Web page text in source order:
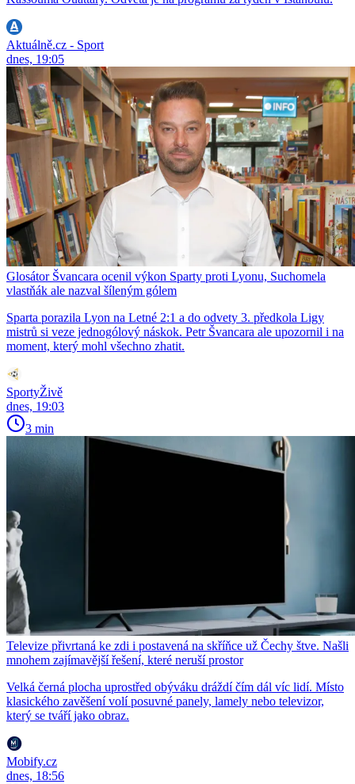
Aktuálně.cz - Sport
dnes, 19:05
Glosátor Švancara ocenil výkon Sparty proti Lyonu, Suchomela
vlastňák ale nazval šíleným gólem
Sparta porazila Lyon na Letné 2:1 a do odvety 3. předkola Ligy
mistrů si veze jednogólový náskok. Petr Švancara ale upozornil i na
moment, který mohl všechno zhatit.
SportyŽivě
dnes, 19:03
3 min
Televize přivrtaná ke zdi i postavená na skříňce už Čechy štve. Našli
mnohem zajímavější řešení, které neruší prostor
Velká černá plocha uprostřed obýváku dráždí čím dál víc lidí. Místo
klasického zavěšení volí posuvné panely, lamely nebo televizor,
který se tváří jako obraz.
Mobify.cz
dnes, 18:56